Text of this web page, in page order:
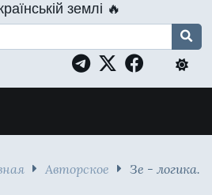
землі 🔥
Авторское Зе - логика.